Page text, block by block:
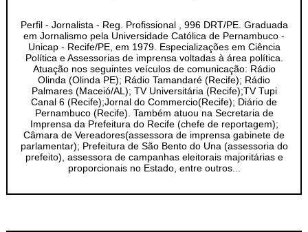
Perfil - Jornalista - Reg. Profissional , 996 DRT/PE. Graduada
em Jornalismo pela Universidade Católica de Pernambuco -
Unicap - Recife/PE, em 1979. Especializações em Ciência
Política e Assessorias de imprensa voltadas à área política.
Atuação nos seguintes veículos de comunicação: Rádio
Olinda (Olinda PE); Rádio Tamandaré (Recife); Rádio
Palmares (Maceió/AL); TV Universitária (Recife);TV Tupi
Canal 6 (Recife);Jornal do Commercio(Recife); Diário de
Pernambuco (Recife). Também atuou na Secretaria de
Imprensa da Prefeitura do Recife (chefe de reportagem);
Câmara de Vereadores(assessora de imprensa gabinete de
parlamentar); Prefeitura de São Bento do Una (assessoria do
prefeito), assessora de campanhas eleitorais majoritárias e
proporcionais no Estado, entre outros...